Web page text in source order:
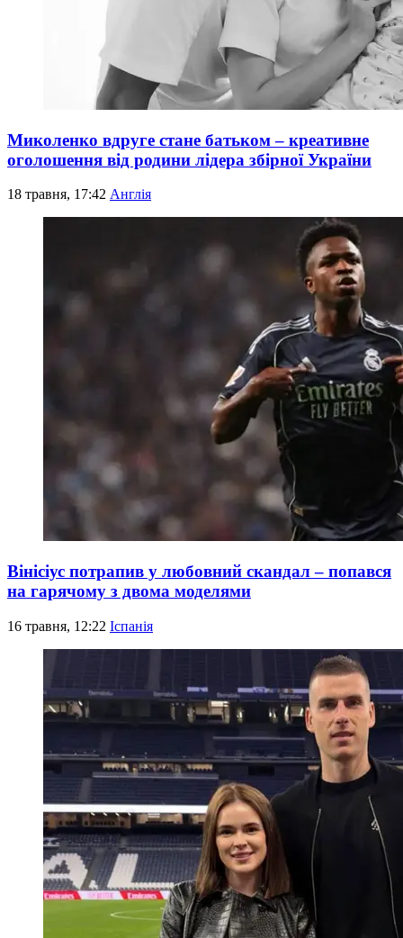
Миколенко вдруге стане батьком – креативне
оголошення від родини лідера збірної України
18 травня, 17:42 Англія
Вінісіус потрапив у любовний скандал – попався
на гарячому з двома моделями
16 травня, 12:22 Іспанія